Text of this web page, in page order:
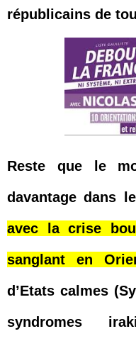
républicains de
Reste que le
davantage dans
avec la crise
sanglant en
d’Etats calmes
syndromes